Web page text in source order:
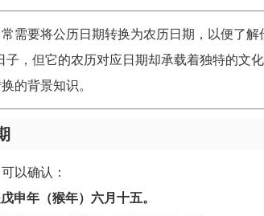
需要将公历日期转换为农历日期，以便了
，但它的农历对应日期却承载着独特的文
的背景知识。
以确认：
申年（猴年）六月十五。